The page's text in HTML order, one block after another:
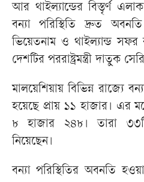
আর থাইল্যান্ডের বিস্তৃর্ণ
বন্যা পরিস্থিতি দ্রুত
ভিয়েতনাম ও থাইল্যান্ড সফর
দেশটির পররাষ্ট্রমন্ত্রী দাতুক
মালয়েশিয়ায় বিভিন্ন রাজ্যে
হয়েছে প্রায় ১১ হাজার। এর
৮ হাজার ২৪৮। তারা
নিয়েছেন।
বন্যা পরিস্থিতির অবনতি